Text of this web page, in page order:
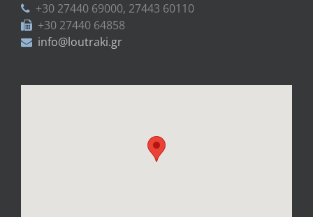
+30 27440 69000, 27443 60110
+30 27440 64858
info@loutraki.gr